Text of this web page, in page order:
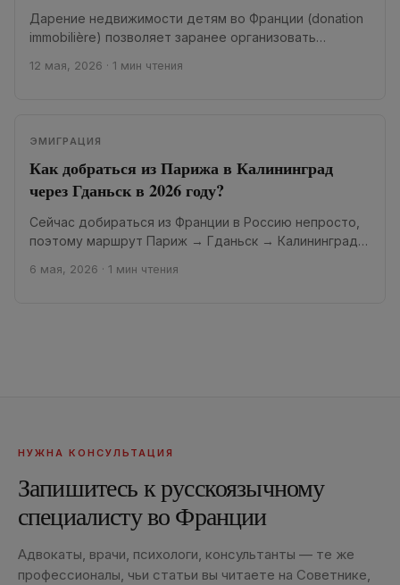
Дарение недвижимости детям во Франции (donation
immobilière) позволяет заранее организовать
снизить налоги и избежать...
12 мая, 2026 · 1 мин чтения
ЭМИГРАЦИЯ
Как добраться из Парижа в Калининград
через Гданьск в 2026 году?
Сейчас добираться из Франции в Россию непросто,
поэтому маршрут Париж → Гданьск → Калининград
6 мая, 2026 · 1 мин чтения
НУЖНА КОНСУЛЬТАЦИЯ
Запишитесь к русскоязычному
специалисту во Франции
Адвокаты, врачи, психологи, консультанты — те же
профессионалы, чьи статьи вы читаете на Советнике,